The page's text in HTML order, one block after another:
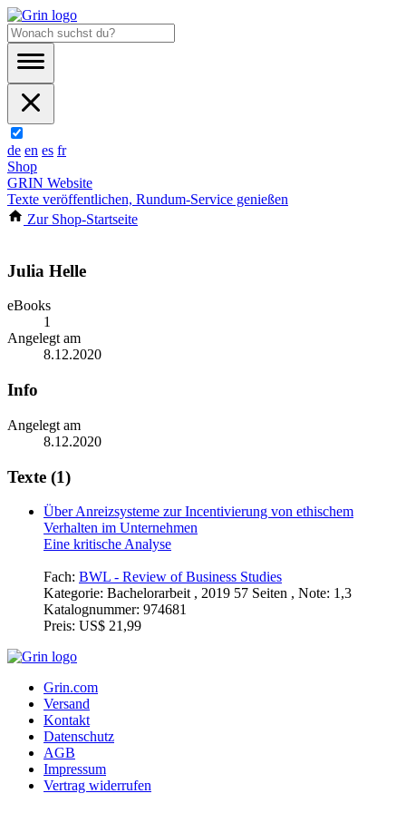
de en es fr
Shop
GRIN Website
Texte veröffentlichen, Rundum-Service genießen
Zur Shop-Startseite
Julia Helle
eBooks
1
Angelegt am
8.12.2020
Info
Angelegt am
8.12.2020
Texte (1)
Über Anreizsysteme zur Incentivierung von ethischem
Verhalten im Unternehmen
Eine kritische Analyse
Fach: BWL - Review of Business Studies
Kategorie: Bachelorarbeit , 2019 57 Seiten , Note: 1,3
Katalognummer: 974681
Preis: US$ 21,99
Grin.com
Versand
Kontakt
Datenschutz
AGB
Impressum
Vertrag widerrufen